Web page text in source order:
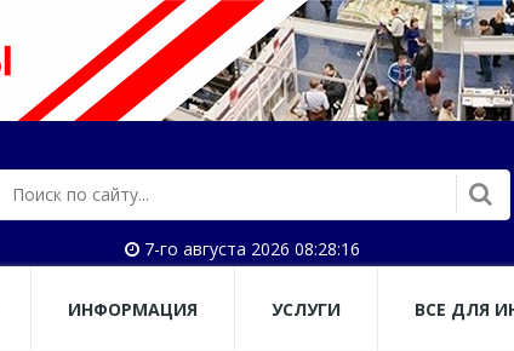
7-го августа 2026 08:28:17
ИНФОРМАЦИЯ УСЛУГИ ВСЕ ДЛЯ